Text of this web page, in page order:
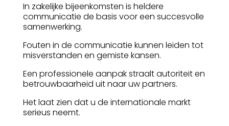
In zakelijke bijeenkomsten is heldere
communicatie de basis voor een succesvolle
samenwerking.
Fouten in de communicatie kunnen leiden tot
misverstanden en gemiste kansen.
Een professionele aanpak straalt autoriteit en
betrouwbaarheid uit naar uw partners.
Het laat zien dat u de internationale markt
serieus neemt.